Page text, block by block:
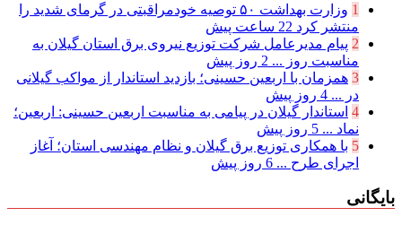
1
وزارت بهداشت ۵۰ توصیه خودمراقبتی در گرمای شدید را
منتشر کرد 22 ساعت پیش
2 پیام مدیرعامل شركت توزیع نیروی برق استان گیلان به
مناسبت روز ... 2 روز پیش
3 همزمان با اربعین حسینی؛ بازدید استاندار از مواکب گیلانی
در ... 4 روز پیش
4 استاندار گیلان در پیامی به مناسبت اربعین حسینی: اربعین؛
نماد ... 5 روز پیش
5 با همکاری توزیع برق گیلان و نظام مهندسی استان؛ آغاز
اجرای طرح ... 6 روز پیش
بایگانی